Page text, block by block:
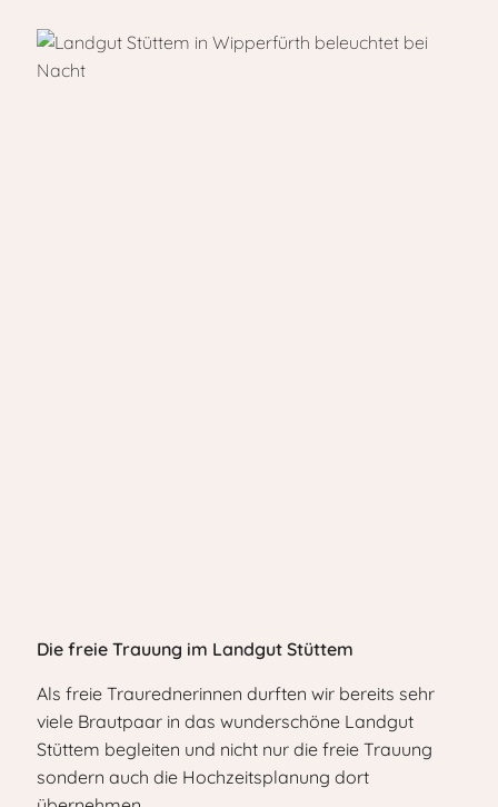
Die freie Trauung im Landgut Stüttem
Als freie Traurednerinnen durften wir bereits sehr
viele Brautpaar in das wunderschöne Landgut
Stüttem begleiten und nicht nur die freie Trauung
sondern auch die Hochzeitsplanung dort